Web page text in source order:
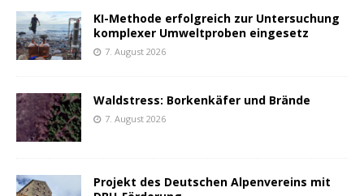
KI-Methode erfolgreich zur Untersuchung
komplexer Umweltproben eingesetz
7. August 2026
Waldstress: Borkenkäfer und Brände
7. August 2026
Projekt des Deutschen Alpenvereins mit